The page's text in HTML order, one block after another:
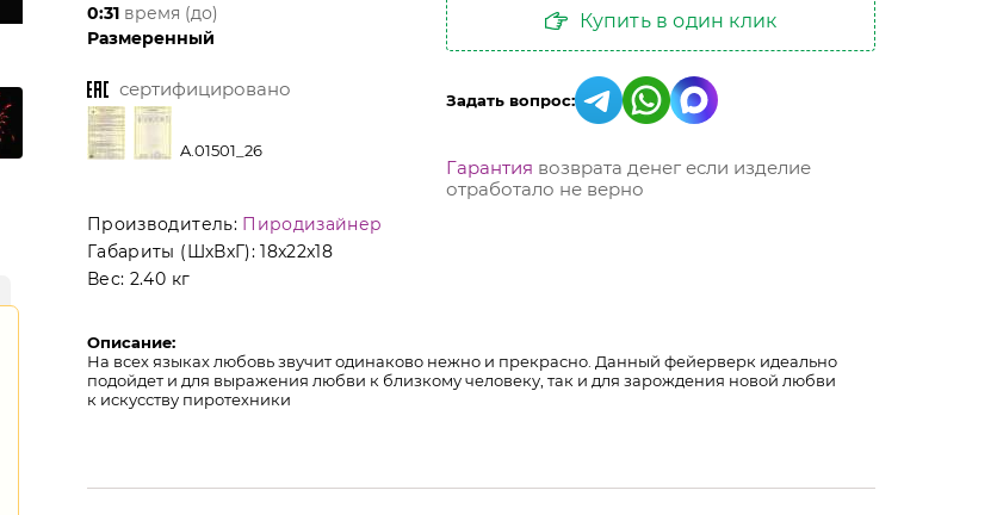
0:31 время (до)
Размеренный
сертифицировано
A.01501_26
Производитель: Пиродизайнер
Габариты (ШхВхГ):18x22x18
Вес: 2.40 кг
Купить в один клик
Задать вопрос:
Гарантия возврата денег если изделие
отработало не верно
Описание:
На всех языках любовь звучит одинаково нежно и прекрасно. Данный фейерверк идеально
подойдет и для выражения любви к близкому человеку, так и для зарождения новой любви
к искусству пиротехники